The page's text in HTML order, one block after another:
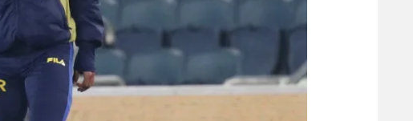
רשיון להקרנה פומבית לבית עסק
הצטרפות לחבילת הערוצים
לוח דרושים – ג'ובנט